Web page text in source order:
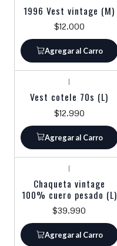
1996 Vest vintage (M)
$12.000
Agregar al Carro
|
Vest cotele 70s (L)
$12.990
Agregar al Carro
|
Chaqueta vintage
100% cuero pesado (L)
$39.990
Agregar al Carro